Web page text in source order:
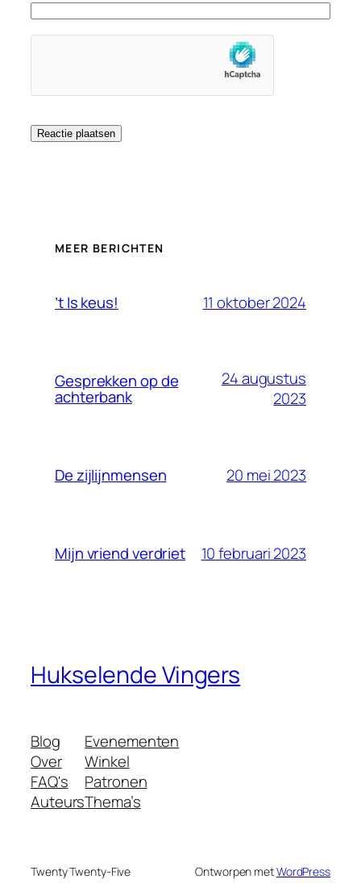
MEER BERICHTEN
’t Is keus! 11 oktober 2024
Gesprekken op de
achterbank
24 augustus
2023
De zijlijnmensen 20 mei 2023
Mijn vriend verdriet 10 februari 2023
Hukselende Vingers
Blog
Over
FAQ's
Auteurs
Evenementen
Winkel
Patronen
Thema’s
Twenty Twenty-Five Ontworpen metWordPress